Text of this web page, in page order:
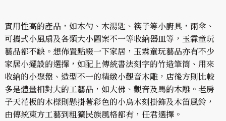
實用性高的產品，如木勺、木湯匙、筷子等小廚具，雨傘、
可攜式小風扇及各類大小圖案不一等收納器皿等，玉霖童玩
藝品都不缺。想佈置點綴一下家居，玉霖童玩藝品亦有不少
家居小擺設的選擇，如配上傳統書法刻字的竹造筆筒、用來
收納的小聚盤、造型不一的精緻小觀音木雕，店後方則比較
多是體量相對大的工藝品，如大佛、觀音及馬的木雕。老房
子天花板的木樑則懸掛著彩色的小鳥木刻掛飾及木笛風鈴，
由傳統東方工藝到粗獷民族風格都有，任君選擇。